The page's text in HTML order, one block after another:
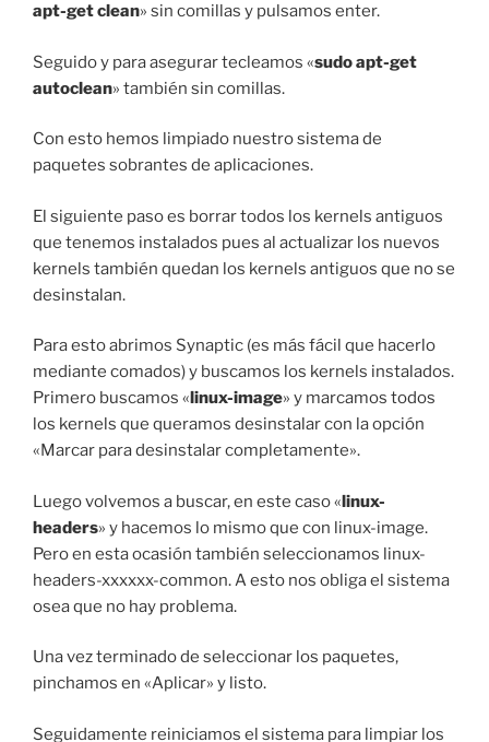
apt-get clean» sin comillas y pulsamos enter.
Seguido y para asegurar tecleamos «sudo apt-get
autoclean» también sin comillas.
Con esto hemos limpiado nuestro sistema de
paquetes sobrantes de aplicaciones.
El siguiente paso es borrar todos los kernels antiguos
que tenemos instalados pues al actualizar los nuevos
kernels también quedan los kernels antiguos que no se
desinstalan.
Para esto abrimos Synaptic (es más fácil que hacerlo
mediante comados) y buscamos los kernels instalados.
Primero buscamos «linux-image» y marcamos todos
los kernels que queramos desinstalar con la opción
«Marcar para desinstalar completamente».
Luego volvemos a buscar, en este caso «linux-
headers» y hacemos lo mismo que con linux-image.
Pero en esta ocasión también seleccionamos linux-
headers-xxxxxx-common. A esto nos obliga el sistema
osea que no hay problema.
Una vez terminado de seleccionar los paquetes,
pinchamos en «Aplicar» y listo.
Seguidamente reiniciamos el sistema para limpiar los